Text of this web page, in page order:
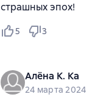
страшных эпох!
5 3
Алёна К. Ка
24 марта 2024